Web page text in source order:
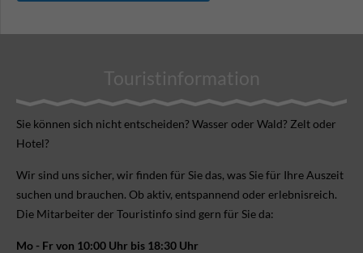
Touristinformation
Sie können sich nicht ent­scheiden? Wasser oder Wald? Zelt oder
Hotel?
Wir sind uns sicher, wir finden für Sie das, was Sie für Ihre Aus­zeit
suchen und brauchen. Ob aktiv, ent­spannend oder erlebnis­reich.
Die Mitarbeiter der Touristinfo sind gern für Sie da:
Mo - Fr von 10:00 Uhr bis 18:30 Uhr